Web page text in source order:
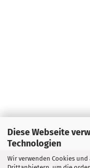
Diese Webseite
Technologien
Wir verwenden Cookies